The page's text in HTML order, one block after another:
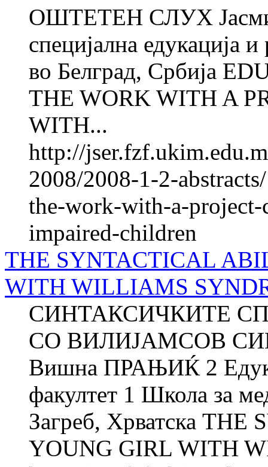
ОШТЕТЕН СЛУХ
специјална едукација
во Белград, Србија
THE WORK WITH A
WITH...
http://
2008/2008-1-2-
the-work-with-a-
impaired-children
THE SYNTACTICAL
WITH WILLIAMS
СИНТАКСИЧКИТЕ
СО ВИЛИЈАМСОВ
Вишна ПРАЊИЌ 2
факултет 1 Школа за
Загреб, Хрватска
YOUNG GIRL WITH